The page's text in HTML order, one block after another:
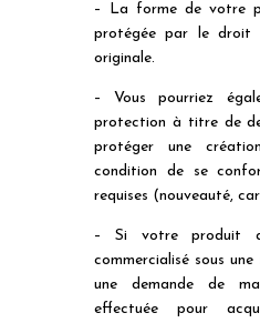
– La forme de votre
protégée par le droit
originale.
– Vous pourriez
protection à titre de
protéger une
condition de se
requises (nouveauté,
– Si votre produit
commercialisé sous
une demande de
effectuée pour